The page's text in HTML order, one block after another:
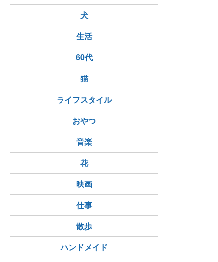
いつもあでも無料
犬
生活
60代
猫
ライフスタイル
おやつ
音楽
花
映画
仕事
散歩
ハンドメイド